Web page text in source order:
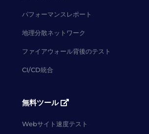
パフォーマンスレポート
地理分散ネットワーク
ファイアウォール背後のテスト
CI/CD統合
無料ツール
Webサイト速度テスト